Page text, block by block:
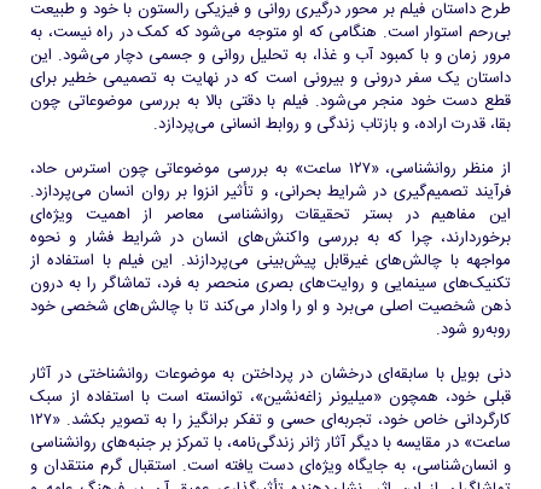
طرح داستان فیلم بر محور درگیری روانی و فیزیکی رالستون با خود و طبیعت
بی‌رحم استوار است. هنگامی که او متوجه می‌شود که کمک در راه نیست، به
مرور زمان و با کمبود آب و غذا، به تحلیل روانی و جسمی دچار می‌شود. این
داستان یک سفر درونی و بیرونی است که در نهایت به تصمیمی خطیر برای
قطع دست خود منجر می‌شود. فیلم با دقتی بالا به بررسی موضوعاتی چون
بقا، قدرت اراده، و بازتاب زندگی و روابط انسانی می‌پردازد.
از منظر روانشناسی، «۱۲۷ ساعت» به بررسی موضوعاتی چون استرس حاد،
فرآیند تصمیم‌گیری در شرایط بحرانی، و تأثیر انزوا بر روان انسان می‌پردازد.
این مفاهیم در بستر تحقیقات روانشناسی معاصر از اهمیت ویژه‌ای
برخوردارند، چرا که به بررسی واکنش‌های انسان در شرایط فشار و نحوه
مواجهه با چالش‌های غیرقابل پیش‌بینی می‌پردازند. این فیلم با استفاده از
تکنیک‌های سینمایی و روایت‌های بصری منحصر به فرد، تماشاگر را به درون
ذهن شخصیت اصلی می‌برد و او را وادار می‌کند تا با چالش‌های شخصی خود
روبه‌رو شود.
دنی بویل با سابقه‌ای درخشان در پرداختن به موضوعات روانشناختی در آثار
قبلی خود، همچون «میلیونر زاغه‌نشین»، توانسته است با استفاده از سبک
کارگردانی خاص خود، تجربه‌ای حسی و تفکر برانگیز را به تصویر بکشد. «۱۲۷
ساعت» در مقایسه با دیگر آثار ژانر زندگی‌نامه، با تمرکز بر جنبه‌های روانشناسی
و انسان‌شناسی، به جایگاه ویژه‌ای دست یافته است. استقبال گرم منتقدان و